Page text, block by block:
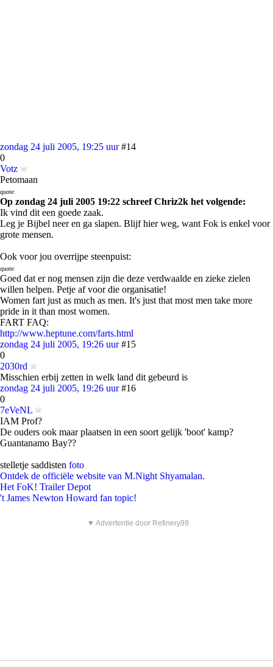
zondag 24 juli 2005, 19:25 uur #14
0
Votz
Petomaan
quote:
Op zondag 24 juli 2005 19:22 schreef Chriz2k het volgende:
Ik vind dit een goede zaak.
Leg je Bijbel neer en ga slapen. Blijf hier weg, want Fok is enkel voor
grote mensen.
Ook voor jou overrijpe steenpuist:
quote:
Goed dat er nog mensen zijn die deze verdwaalde en zieke zielen
willen helpen. Petje af voor die organisatie!
Women fart just as much as men. It's just that most men take more
pride in it than most women.
FART FAQ:
http://www.heptune.com/farts.html
zondag 24 juli 2005, 19:26 uur #15
0
2030rd
Misschien erbij zetten in welk land dit gebeurd is
zondag 24 juli 2005, 19:26 uur #16
0
7eVeNL
IAM Prof?
De ouders ook maar plaatsen in een soort gelijk 'boot' kamp?
Guantanamo Bay??
stelletje saddisten foto
Ontdek de officiële website van M.Night Shyamalan.
Het FoK! Trailer Depot
't James Newton Howard fan topic!
▼ Advertentie door Refinery89